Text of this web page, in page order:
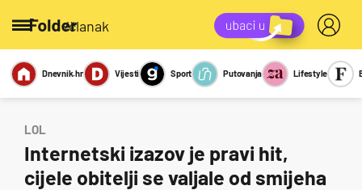
/članak
Miks Kviz
Report
Sexy
Dnevnik.hr Vijesti Sport Putovanja Lifestyle
LOL
Internetski izazov je pravi hit,
cijele obitelji se valjale od smijeha